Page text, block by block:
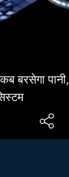
बरसेगा पानी,